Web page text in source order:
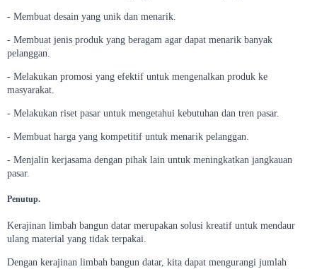
- Membuat desain yang unik dan menarik.
- Membuat jenis produk yang beragam agar dapat menarik banyak
pelanggan.
- Melakukan promosi yang efektif untuk mengenalkan produk ke
masyarakat.
- Melakukan riset pasar untuk mengetahui kebutuhan dan tren pasar.
- Membuat harga yang kompetitif untuk menarik pelanggan.
- Menjalin kerjasama dengan pihak lain untuk meningkatkan jangkauan
pasar.
Penutup.
Kerajinan limbah bangun datar merupakan solusi kreatif untuk mendaur
ulang material yang tidak terpakai.
Dengan kerajinan limbah bangun datar, kita dapat mengurangi jumlah